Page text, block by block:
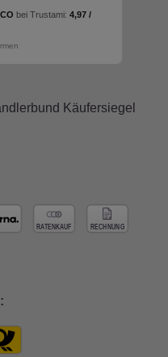
bei Trustami: 4,97 /